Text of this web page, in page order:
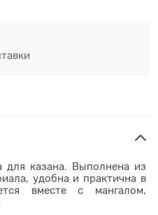
для казана. Выполнена из
удобна и практична в
вместе с мангалом,